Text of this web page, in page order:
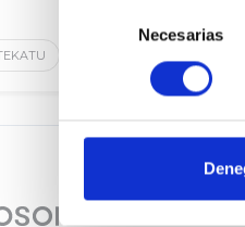
consentimiento
Necesarias